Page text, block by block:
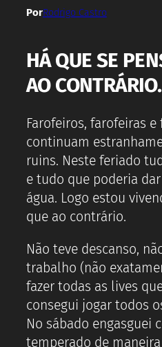
PorRodrigo Castro
HÁ QUE SE
AO CONTRÁRIO.
Farofeiros, farofeiras
continuam
ruins. Neste feriado
e tudo que poderia
água. Logo estou
que ao contrário.
Não teve descanso,
trabalho (não
fazer todas as lives
consegui jogar todos
No sábado engasguei
temperado de